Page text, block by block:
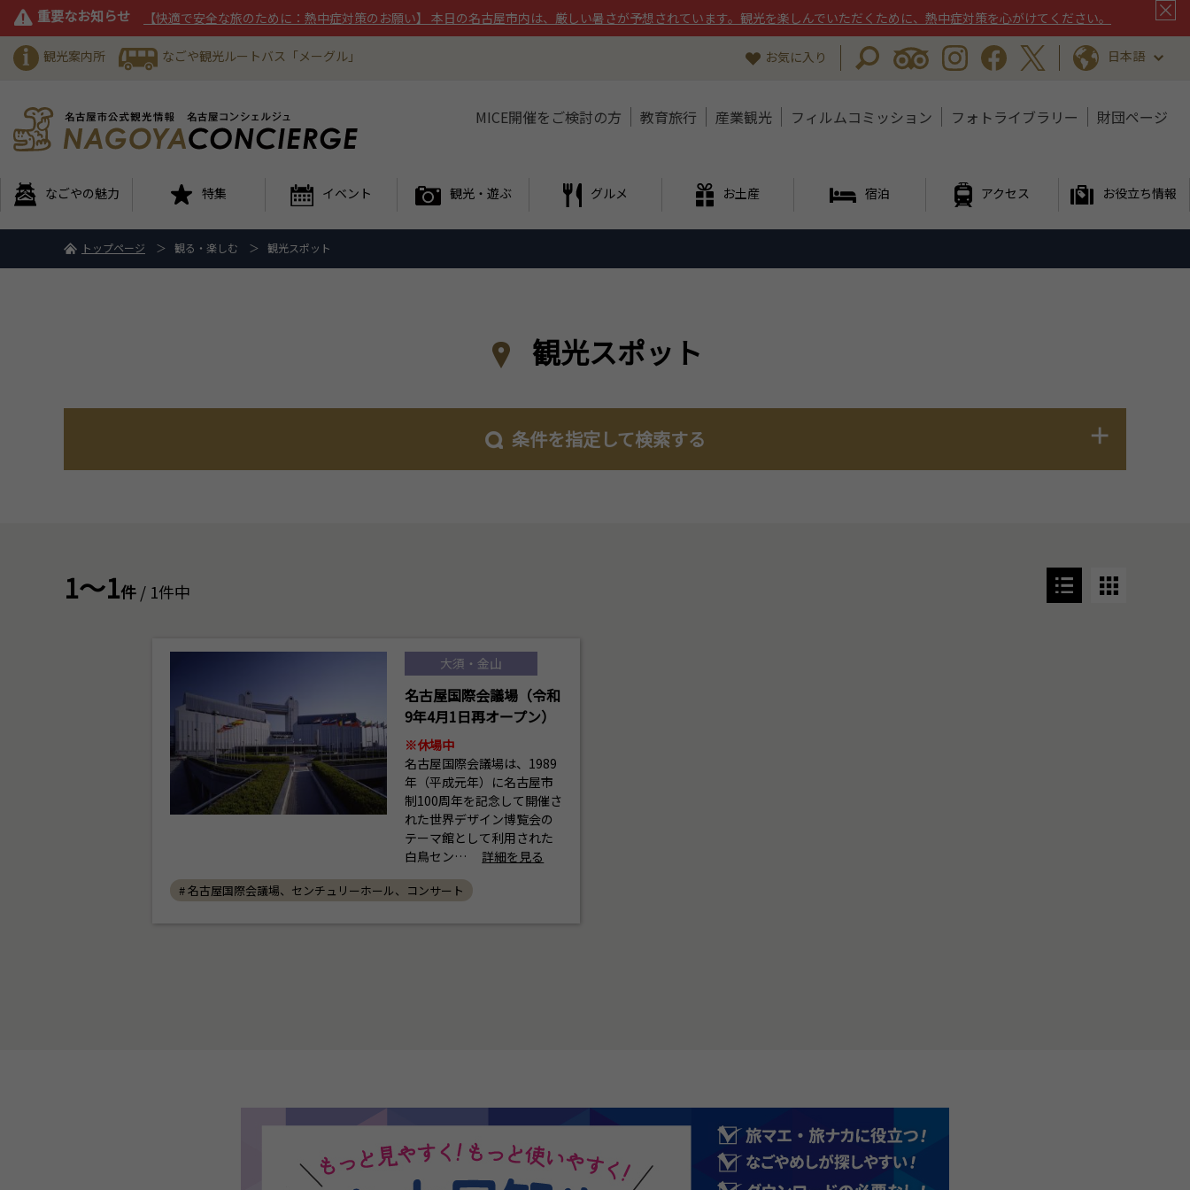
重要なお知らせ 【快適で安全な旅のために：熱中症対策のお願い】 本日の名古屋市内は、厳しい暑さが予想されています。観光を楽しんでいただくために、熱中症対策を心がけてください。
観光案内所 なごや観光ルートバス「メーグル」 お気に入り 日本語
MICE開催をご検討の方 教育旅行 産業観光 フィルムコミッション フォトライブラリー 財団ページ
なごやの魅力 特集 イベント 観光・遊ぶ グルメ お土産 宿泊 アクセス お役立ち情報
トップページ 観る・楽しむ 観光スポット
観光スポット
条件を指定して検索する
1～1件/ 1件中
大須・金山
名古屋国際会議場（令和
9年4月1日再オープン）
※休場中
名古屋国際会議場は、1989
年（平成元年）に名古屋市
制100周年を記念して開催さ
れた世界デザイン博覧会の
テーマ館として利用された
白鳥セン…
詳細を見る
# 名古屋国際会議場、センチュリーホール、コンサート